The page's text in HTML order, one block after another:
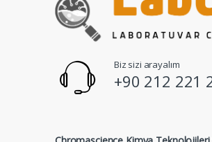
Biz sizi arayalım
+90 212 221